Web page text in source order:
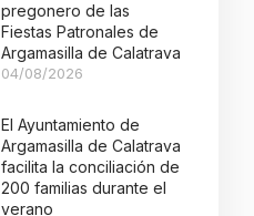
pregonero de las
Fiestas Patronales de
Argamasilla de Calatrava
04/08/2026
El Ayuntamiento de
Argamasilla de Calatrava
facilita la conciliación de
200 familias durante el
verano